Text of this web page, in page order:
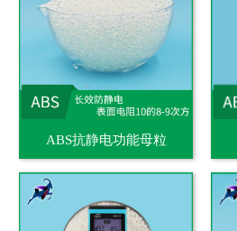
ABS抗静电功能母粒